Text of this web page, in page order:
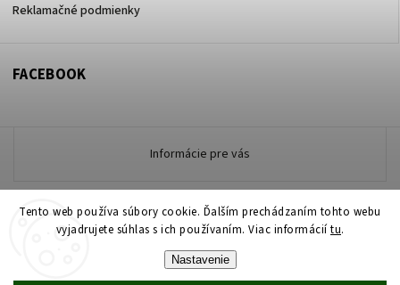
Tento web používa súbory cookie. Ďalším prechádzaním tohto webu
vyjadrujete súhlas s ich používaním. Viac informáciítu.
Nastavenie
Reklamačné podmienky
FACEBOOK
Informácie pre vás
Copyright 2026www.zdravotneodevymarmon.sk. Všetky práva
vyhradené.
Upraviť nastavenie cookies